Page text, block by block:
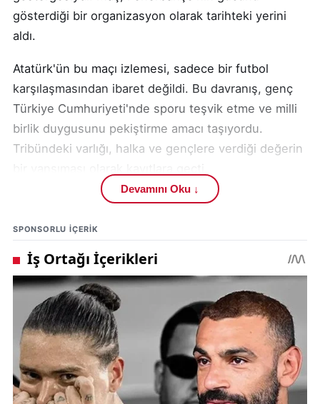
gösterdiği bir organizasyon olarak tarihteki yerini
aldı.
Atatürk'ün bu maçı izlemesi, sadece bir futbol
karşılaşmasından ibaret değildi. Bu davranış, genç
Türkiye Cumhuriyeti'nde sporu teşvik etme ve milli
birlik duygusunu pekiştirme amacı taşıyordu.
Tribündeki varlığı, halka ve gençlere verdiği değerin
Fenerbahçe Kulübü için, kurucu lideri tarafından bir
maçta bu şekilde onurlandırılmak, tarihinin en
değerli anlarından birini oluşturuyor. Bu olay,
kulübün sadece sportif başarılarıyla değil, aynı
zamanda ülkenin tarihsel sürecindeki yeriyle de
gurur duyduğu bir mirası temsil ediyor.
Devamını Oku ↓
SPONSORLU IÇERIK